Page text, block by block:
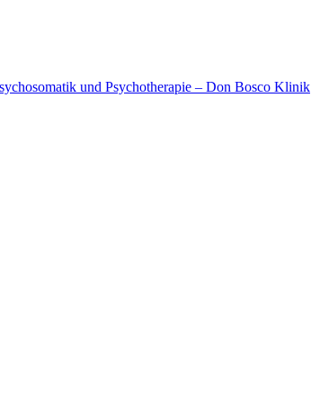
und Psychotherapie – Don Bosco Klinik